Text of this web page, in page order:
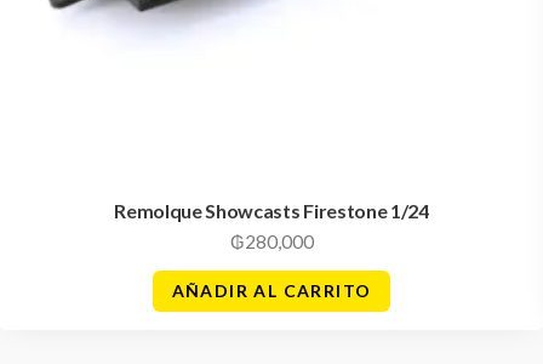
Remolque Showcasts Firestone 1/24
₲280,000
AÑADIR AL CARRITO